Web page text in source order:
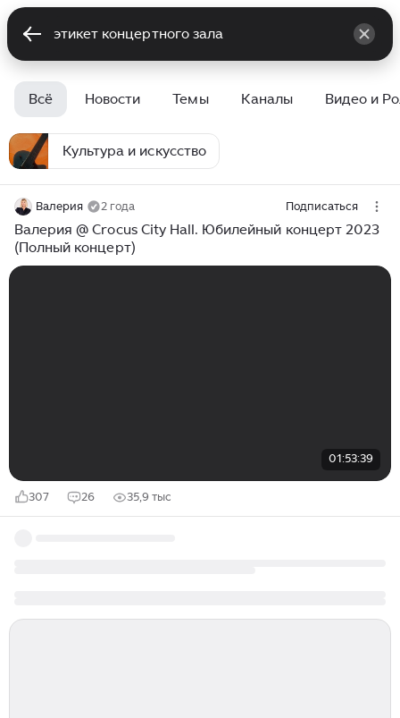
Всё Новости Темы Каналы Видео и
Культура и искусство
Валерия 2 года Подписаться
Валерия @ Crocus City Hall. Юбилейный концерт 2023
(Полный концерт)
01:53:39
307 26 35,9 тыс